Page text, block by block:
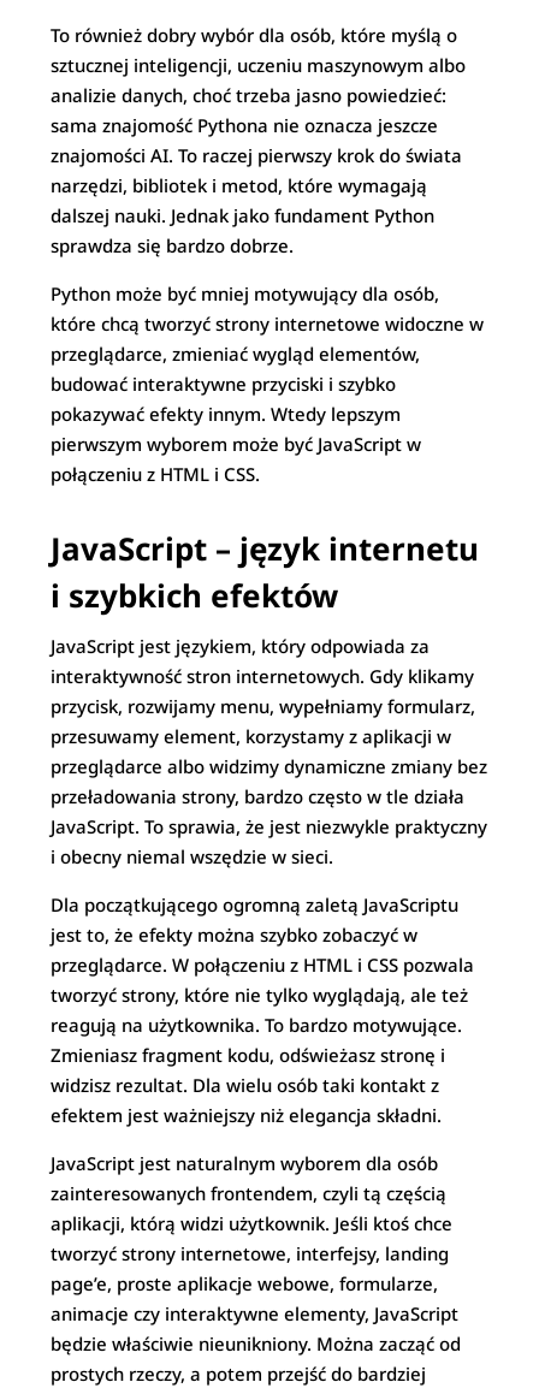
To również dobry wybór dla osób, które myślą o
sztucznej inteligencji, uczeniu maszynowym albo
analizie danych, choć trzeba jasno powiedzieć:
sama znajomość Pythona nie oznacza jeszcze
znajomości AI. To raczej pierwszy krok do świata
narzędzi, bibliotek i metod, które wymagają
dalszej nauki. Jednak jako fundament Python
sprawdza się bardzo dobrze.
Python może być mniej motywujący dla osób,
które chcą tworzyć strony internetowe widoczne w
przeglądarce, zmieniać wygląd elementów,
budować interaktywne przyciski i szybko
pokazywać efekty innym. Wtedy lepszym
pierwszym wyborem może być JavaScript w
połączeniu z HTML i CSS.
JavaScript – język internetu
i szybkich efektów
JavaScript jest językiem, który odpowiada za
interaktywność stron internetowych. Gdy klikamy
przycisk, rozwijamy menu, wypełniamy formularz,
przesuwamy element, korzystamy z aplikacji w
przeglądarce albo widzimy dynamiczne zmiany bez
przeładowania strony, bardzo często w tle działa
JavaScript. To sprawia, że jest niezwykle praktyczny
i obecny niemal wszędzie w sieci.
Dla początkującego ogromną zaletą JavaScriptu
jest to, że efekty można szybko zobaczyć w
przeglądarce. W połączeniu z HTML i CSS pozwala
tworzyć strony, które nie tylko wyglądają, ale też
reagują na użytkownika. To bardzo motywujące.
Zmieniasz fragment kodu, odświeżasz stronę i
widzisz rezultat. Dla wielu osób taki kontakt z
efektem jest ważniejszy niż elegancja składni.
JavaScript jest naturalnym wyborem dla osób
zainteresowanych frontendem, czyli tą częścią
aplikacji, którą widzi użytkownik. Jeśli ktoś chce
tworzyć strony internetowe, interfejsy, landing
page’e, proste aplikacje webowe, formularze,
animacje czy interaktywne elementy, JavaScript
będzie właściwie nieunikniony. Można zacząć od
prostych rzeczy, a potem przejść do bardziej